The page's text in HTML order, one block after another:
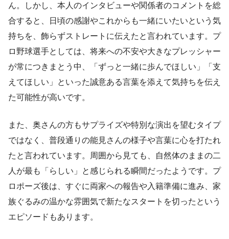
ん。しかし、本人のインタビューや関係者のコメントを総
合すると、日頃の感謝やこれからも一緒にいたいという気
持ちを、飾らずストレートに伝えたと言われています。プ
ロ野球選手としては、将来への不安や大きなプレッシャー
が常につきまとう中、「ずっと一緒に歩んでほしい」「支
えてほしい」といった誠意ある言葉を添えて気持ちを伝え
た可能性が高いです。
また、奥さんの方もサプライズや特別な演出を望むタイプ
ではなく、普段通りの能見さんの様子や言葉に心を打たれ
たと言われています。周囲から見ても、自然体のままの二
人が最も「らしい」と感じられる瞬間だったようです。プ
ロポーズ後は、すぐに両家への報告や入籍準備に進み、家
族ぐるみの温かな雰囲気で新たなスタートを切ったという
エピソードもあります。